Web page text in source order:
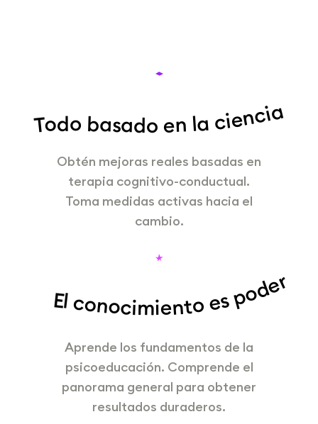
Todo basado en la ciencia
Obtén mejoras reales basadas en
terapia cognitivo-conductual.
Toma medidas activas hacia el
cambio.
El conocimiento es poder
Aprende los fundamentos de la
psicoeducación. Comprende el
panorama general para obtener
resultados duraderos.